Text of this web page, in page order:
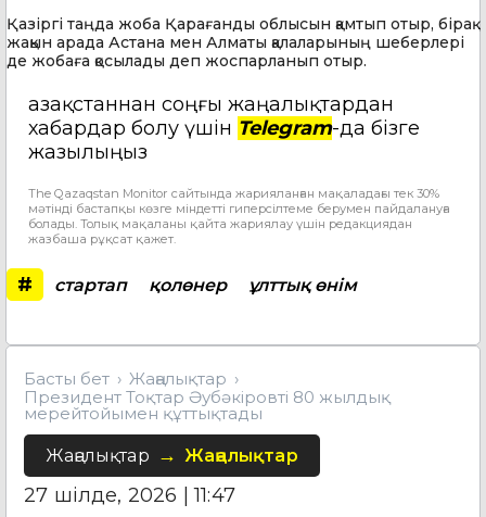
Қазіргі таңда жоба Қарағанды облысын қамтып отыр, бірақ
жақын арада Астана мен Алматы қалаларының шеберлері
де жобаға қосылады деп жоспарланып отыр.
Қазақстаннан соңғы жаңалықтардан
хабардар болу үшін Telegram-да бізге
жазылыңыз
The Qazaqstan Monitor сайтында жарияланған мақаладағы тек 30%
мәтінді бастапқы көзге міндетті гиперсілтеме берумен пайдалануға
болады. Толық мақаланы қайта жариялау үшін редакциядан
жазбаша рұқсат қажет.
# стартап қолөнер ұлттық өнім
Басты бет
Жаңалықтар
Президент Тоқтар Әубәкіровті 80 жылдық
мерейтойымен құттықтады
Жаңалықтар Жаңалықтар
27 шілде, 2026 | 11:47